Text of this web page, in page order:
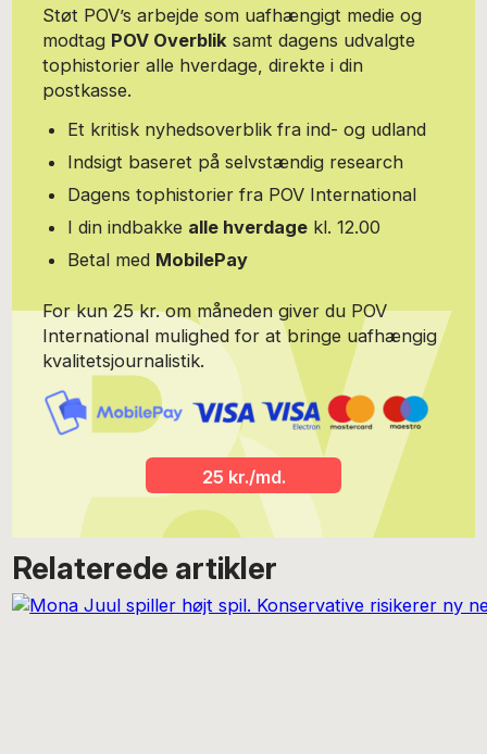
Støt POV’s arbejde som uafhængigt medie og
modtag POV Overblik samt dagens udvalgte
tophistorier alle hverdage, direkte i din
postkasse.
Et kritisk nyhedsoverblik fra ind- og udland
Indsigt baseret på selvstændig research
Dagens tophistorier fra POV International
I din indbakke alle hverdage kl. 12.00
Betal med MobilePay
For kun 25 kr. om måneden giver du POV
International mulighed for at bringe uafhængig
kvalitetsjournalistik.
25 kr./md.
Relaterede artikler